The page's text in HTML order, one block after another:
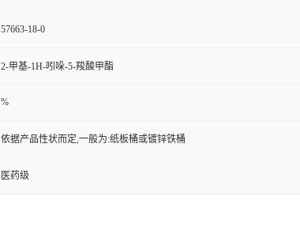
57663-18-0
2-甲基-1H-吲哚-5-羧酸甲酯
%
依据产品性状而定,一般为:纸板桶或镀锌铁桶
医药级